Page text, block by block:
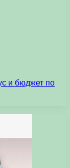
и бюджет по